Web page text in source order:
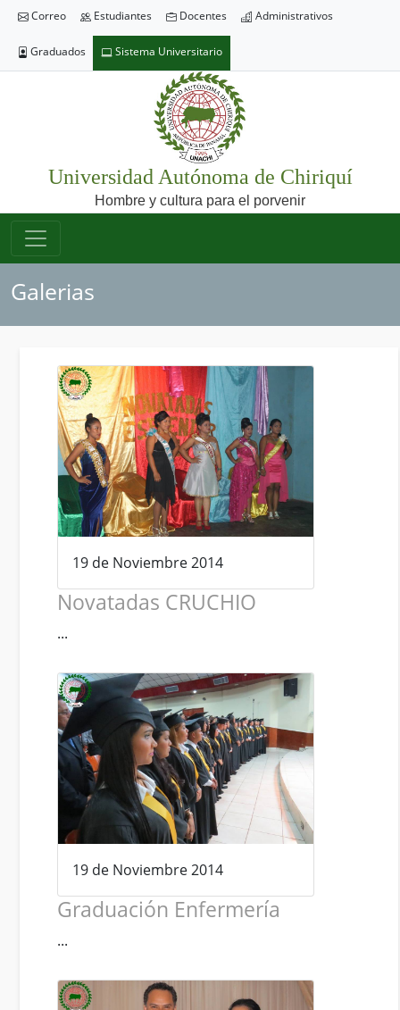
Correo Estudiantes Docentes Administrativos
Graduados Sistema Universitario
Universidad Autónoma de Chiriquí
Hombre y cultura para el porvenir
Galerias
19 de Noviembre 2014
Novatadas CRUCHIO
...
19 de Noviembre 2014
Graduación Enfermería
...